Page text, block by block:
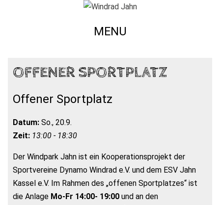
MENU
OFFENER SPORTPLATZ
Offener Sportplatz
Datum: So., 20.9.
Zeit: 13:00 - 18:30
Der Windpark Jahn ist ein Kooperationsprojekt der
Sportvereine Dynamo Windrad e.V. und dem ESV Jahn
Kassel e.V. Im Rahmen des „offenen Sportplatzes“ ist
die Anlage Mo-Fr 14:00- 19:00 und an den